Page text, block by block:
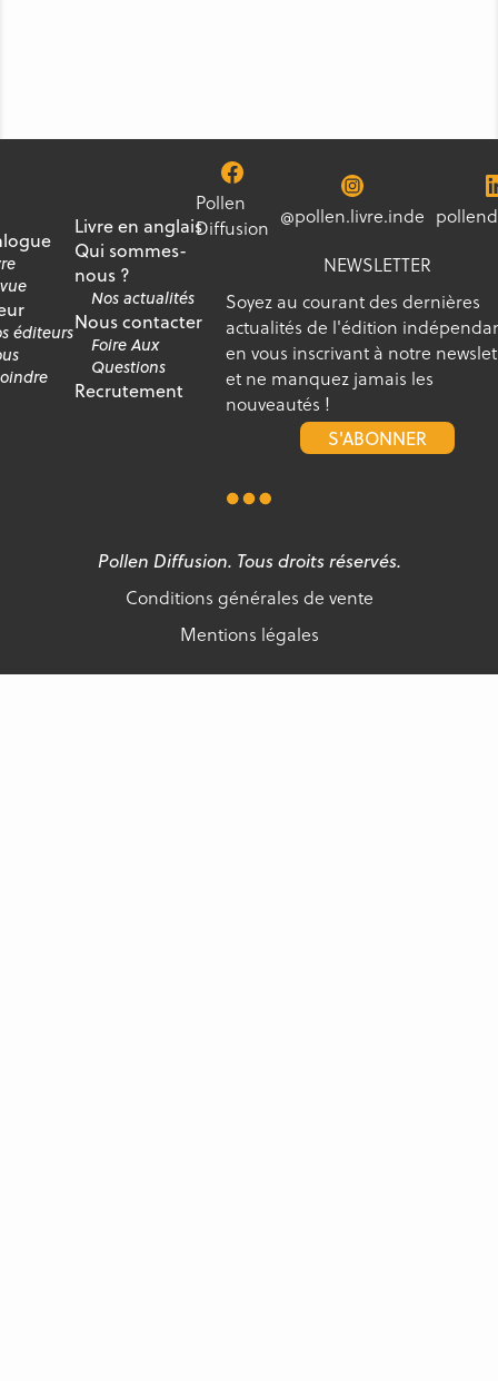
éditeurs
Livre en anglais
Qui sommes-
nous ?
Nos actualités
Nous contacter
Foire Aux
Questions
Recrutement
Pollen
Diffusion @pollen.livre.inde
NEWSLETTER
Soyez au courant des dernières
actualités de l'édition
en vous inscrivant à notre
et ne manquez jamais les
nouveautés !
S'ABONNER
Pollen Diffusion. Tous droits réservés.
Conditions générales de vente
Mentions légales